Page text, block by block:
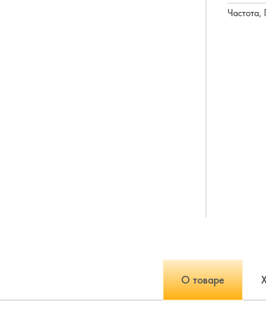
Частота,
О товаре